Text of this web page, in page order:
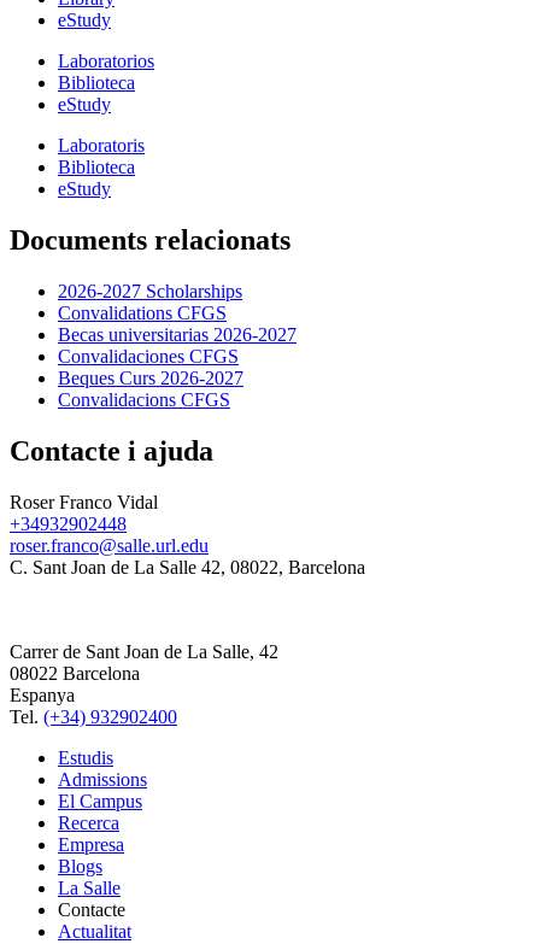
eStudy
Laboratorios
Biblioteca
eStudy
Laboratoris
Biblioteca
eStudy
Documents relacionats
2026-2027 Scholarships
Convalidations CFGS
Becas universitarias 2026-2027
Convalidaciones CFGS
Beques Curs 2026-2027
Convalidacions CFGS
Contacte i ajuda
Roser Franco Vidal
+34932902448
roser.franco@salle.url.edu
C. Sant Joan de La Salle 42, 08022, Barcelona
Carrer de Sant Joan de La Salle, 42
08022 Barcelona
Espanya
Tel. (+34) 932902400
Estudis
Admissions
El Campus
Recerca
Empresa
Blogs
La Salle
Contacte
Actualitat